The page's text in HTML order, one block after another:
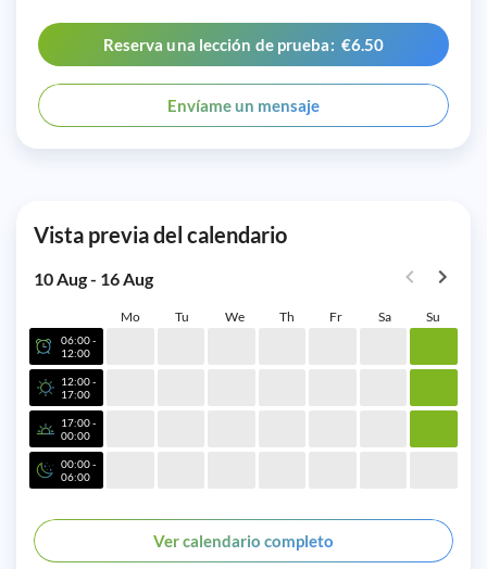
Reserva una lección de prueba: €6.50
Envíame un mensaje
Vista previa del calendario
10 Aug - 16 Aug
Mo Tu We Th Fr Sa Su
06:00 -
12:00
12:00 -
17:00
17:00 -
00:00
00:00 -
06:00
Ver calendario completo